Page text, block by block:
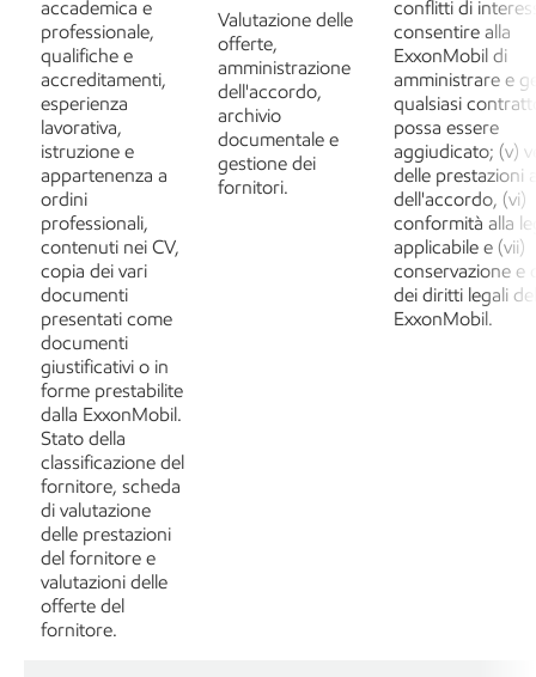
accademica e
professionale,
qualifiche e
accreditamenti,
esperienza
lavorativa,
istruzione e
appartenenza a
ordini
professionali,
contenuti nei CV,
copia dei vari
documenti
presentati come
documenti
giustificativi o in
forme prestabilite
dalla ExxonMobil.
Stato della
classificazione del
fornitore, scheda
di valutazione
delle prestazioni
del fornitore e
valutazioni delle
offerte del
fornitore.
Valutazione delle
offerte,
amministrazione
dell'accordo,
archivio
documentale e
gestione dei
fornitori.
conflitti di
consentire alla
ExxonMobil di
amministrare e
qualsiasi
possa essere
aggiudicato; (v)
delle prestazioni
dell'accordo, (vi)
conformità alla
applicabile e (vii)
conservazione e
dei diritti legali
ExxonMobil.